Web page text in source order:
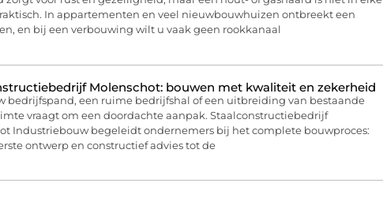
In appartementen en veel nieuwbouwhuizen ontbreekt een
en bij een verbouwing wilt u vaak geen rookkanaal
Molenschot: bouwen met kwaliteit en zekerheid
bedrijfspand, een ruime bedrijfshal of een uitbreiding van bestaande
vraagt om een doordachte aanpak. Staalconstructiebedrijf
Industriebouw begeleidt ondernemers bij het complete bouwproces:
ontwerp en constructief advies tot de